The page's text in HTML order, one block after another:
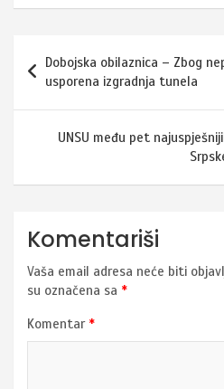
članaka
Dobojska obilaznica – Zbog
usporena izgradnja tunela
UNSU među pet
Komentariši
Vaša email adresa neće biti
su označena sa *
Komentar *